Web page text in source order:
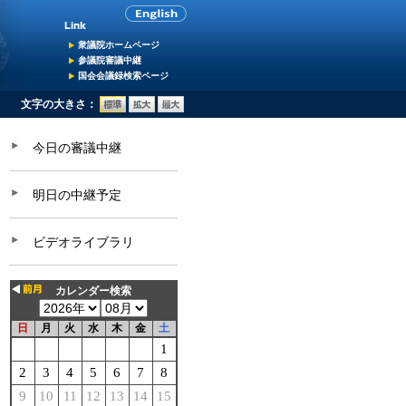
衆議院ホームページ
参議院審議中継
国会会議録検索ページ
文字の大きさ：
今日の審議中継
明日の中継予定
ビデオライブラリ
カレンダー検索
日 月 火 水 木 金 土
1
2
3 4 5 6 7
8
9
10 11 12 13 14
15